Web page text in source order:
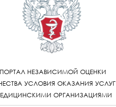
ПОРТАЛ НЕЗАВИСИМОЙ ОЦЕНКИ
УСЛОВИЯ ОКАЗАНИЯ УСЛУГ
ОРГАНИЗАЦИЯМИ